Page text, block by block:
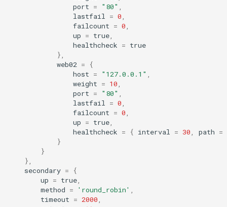
redis-rate-limit
port = "80"
lastfail
= 0
failcount = 0
up = true
healthcheck = true
},
web02 =
{
host = "127.0.0.1"
weight = 10
port = "80"
lastfail
= 0
failcount = 0
up = true
healthcheck = { interval = 30 path =
}
}
},
secondary =
{
up = true
method = 'round_robin'
timeout = 2000